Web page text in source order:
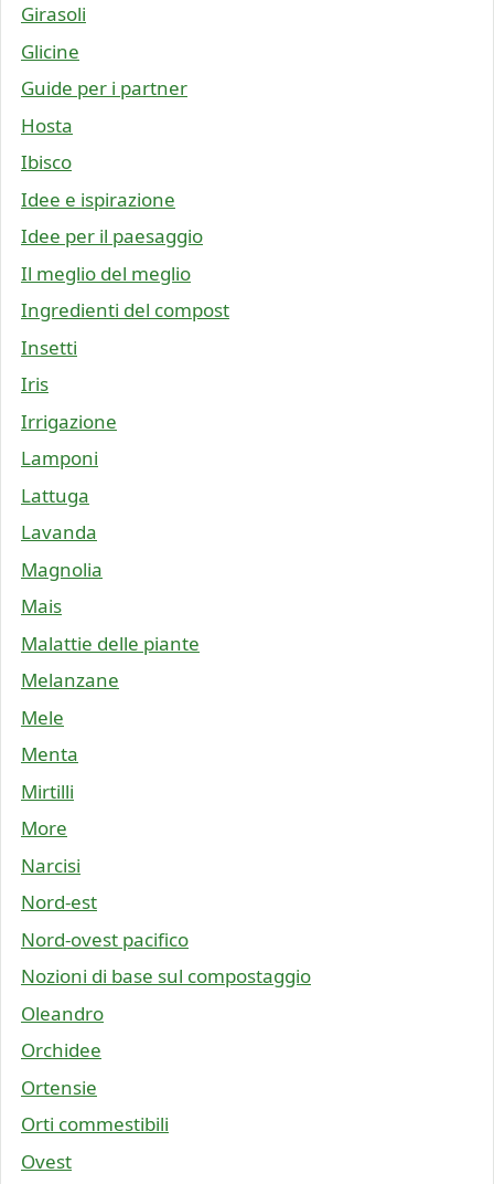
Girasoli
Glicine
Guide per i partner
Hosta
Ibisco
Idee e ispirazione
Idee per il paesaggio
Il meglio del meglio
Ingredienti del compost
Insetti
Iris
Irrigazione
Lamponi
Lattuga
Lavanda
Magnolia
Mais
Malattie delle piante
Melanzane
Mele
Menta
Mirtilli
More
Narcisi
Nord-est
Nord-ovest pacifico
Nozioni di base sul compostaggio
Oleandro
Orchidee
Ortensie
Orti commestibili
Ovest